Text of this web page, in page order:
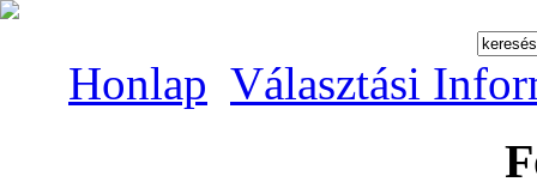
Honlap Választási